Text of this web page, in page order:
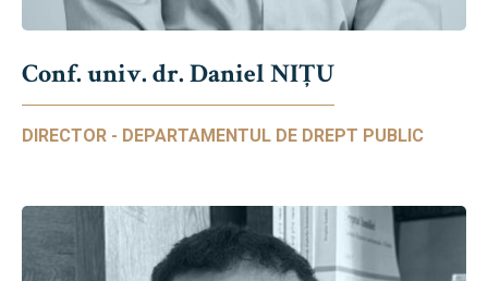
Conf. univ. dr. Daniel NIŢU
DIRECTOR - DEPARTAMENTUL DE DREPT PUBLIC